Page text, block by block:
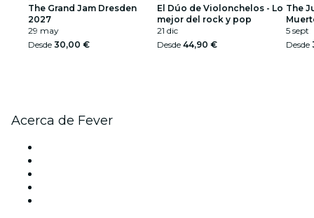
The Grand Jam Dresden
2027
29 may
Desde 30,00 €
El Dúo de Violonchelos - Lo
mejor del rock y pop
21 dic
Desde 44,90 €
The
5 sept
Desde
Acerca de Fever